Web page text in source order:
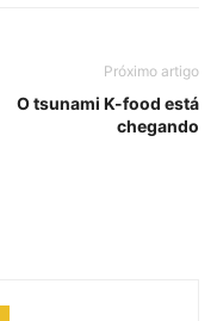
Próximo artigo
O tsunami K-food está
chegando